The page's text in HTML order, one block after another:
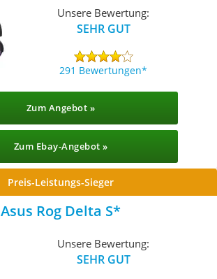
Unsere Bewertung:
SEHR GUT
291 Bewertungen
Zum Angebot »
Zum Ebay-Angebot »
Preis-Leistungs-Sieger
Asus Rog Delta S
Unsere Bewertung:
SEHR GUT